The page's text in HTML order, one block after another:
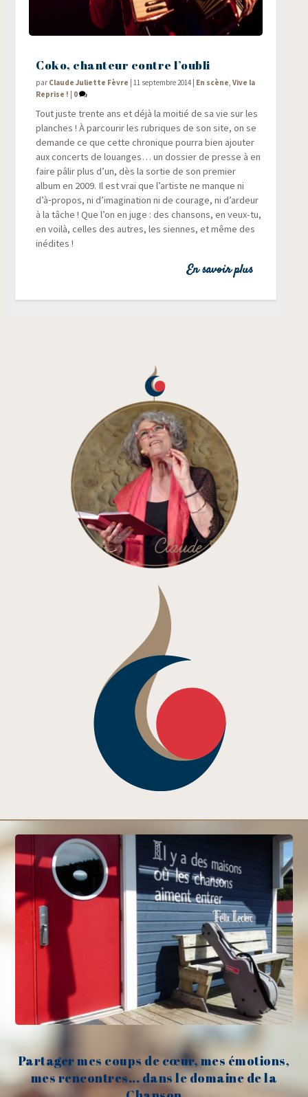
Coko, chanteur contre l’oubli
par Claude Juliette Fèvre | 11 septembre 2014 | En scène ,Vive la
Reprise ! | 0
Tout juste trente ans et déjà la moi­tié de sa vie sur les
planches ! À par­cou­rir les rubriques de son site, on se
demande ce que cette chro­nique pour­ra bien ajou­ter
aux concerts de louanges… un dos­sier de presse à en
faire pâlir plus d’un, dès la sor­tie de son pre­mier
album en 2009. Il est vrai que l’artiste ne manque ni
d’à‑propos, ni d’imagination ni de cou­rage, ni d’ardeur
à la tâche ! Que l’on en juge : des chan­sons, en veux-tu,
en voi­là, celles des autres, les siennes, et même des
inédites !
En savoir plus
Partager mes coups de cœur, mes émotions,
mes rencontres... dans le domaine de la